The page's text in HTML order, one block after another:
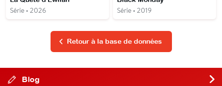
Série • 2026 Série • 2019
Retour à la base de données
Blog